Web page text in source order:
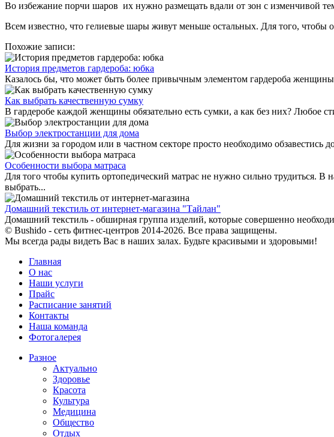
Во избежание порчи шаров их нужно размещать вдали от зон с изменчивой
Всем известно, что гелиевые шары живут меньше остальных. Для того, чтобы
Похожие записи:
История предметов гардероба: юбка
Казалось бы, что может быть более привычным элементом гардероба
Как выбрать качественную сумку
В гардеробе каждой женщины обязательно есть сумки, а как без них? Любое
Выбор электростанции для дома
Для жизни за городом или в частном секторе просто необходимо обзавестись
Особенности выбора матраса
Для того чтобы купить ортопедический матрас не нужно сильно трудиться.
выбрать...
Домашний текстиль от интернет-магазина "Тайлан"
Домашний текстиль - обширная группа изделий, которые совершенно
© Bushido - сеть фитнес-центров 2014-2026. Все права защищены.
Мы всегда рады видеть Вас в наших залах. Будьте красивыми и здоровыми!
Главная
О нас
Наши услуги
Прайс
Расписание занятий
Контакты
Наша команда
Фотогалерея
Разное
Актуально
Здоровье
Красота
Культура
Медицина
Общество
Отдых